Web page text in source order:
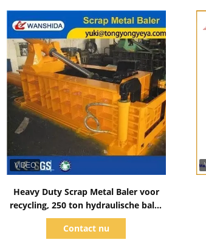
Heavy Duty Scrap Metal Baler voor
recycling, 250 ton hydraulische baler
met een vermogen van 74 kW
Contact nu